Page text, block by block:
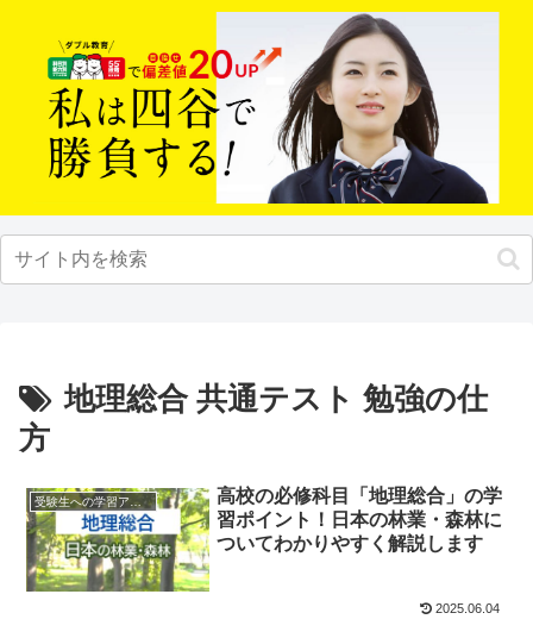
地理総合 共通テスト 勉強の仕
方
受験生への学習アドバイス
高校の必修科目「地理総合」の学
習ポイント！日本の林業・森林に
ついてわかりやすく解説します
2025.06.04